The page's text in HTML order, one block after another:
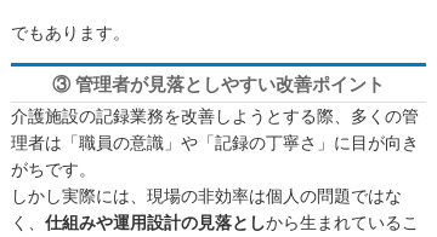
でもあります。
③ 管理者が見落としやすい改善ポイント
介護施設の記録業務を改善しようとする際、多くの管
理者は「職員の意識」や「記録の丁寧さ」に目が向き
がちです。
しかし実際には、現場の非効率は個人の問題ではな
く、 仕組みや運用設計の見落としから生まれているこ